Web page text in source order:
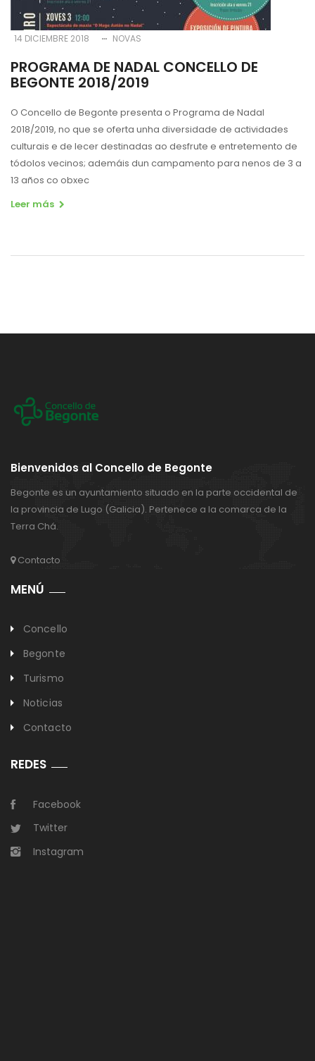
14 DICIEMBRE 2018 NOVAS
PROGRAMA DE NADAL CONCELLO DE
BEGONTE 2018/2019
O Concello de Begonte presenta o Programa de Nadal
2018/2019, no que se oferta unha diversidade de actividades
culturais e de lecer destinadas ao desfrute e entretemento de
tódolos vecinos; ademáis dun campamento para nenos de 3 a
13 años co obxec
Leer más
Bienvenidos al Concello de Begonte
Begonte es un ayuntamiento situado en la parte occidental de
la provincia de Lugo (Galicia). Pertenece a la comarca de la
Terra Chá.
Contacto
MENÚ
Concello
Begonte
Turismo
Noticias
Contacto
REDES
Facebook
Twitter
Instagram